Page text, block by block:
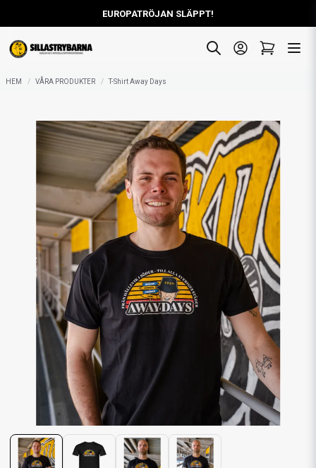
EUROPATRÖJAN SLÄPPT!
HEM VÅRA PRODUKTER T-Shirt Away Days